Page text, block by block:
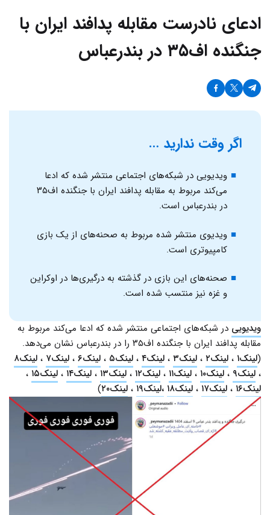
ادعای نادرست مقابله پدافند ایران با
جنگنده اف۳۵ در بندرعباس
اگر وقت ندارید …
ویدیویی در شبکه‌های اجتماعی منتشر شده که ادعا
می‌کند مربوط به مقابله پدافند ایران با جنگنده اف۳۵
در بندرعباس است.
ویدیوی منتشر شده مربوط به صحنه‌های از یک بازی
کامپیوتری است.
صحنه‌های این بازی در گذشته به درگیری‌ها در اوکراین
و غزه نیز منتسب شده است.
ویدیویی در شبکه‌های اجتماعی منتشر شده که ادعا می‌کند مربوط به
مقابله پدافند ایران با جنگنده اف۳۵ را در بندرعباس نشان می‌دهد.
(لینک۱ ، لینک۲ ، لینک۳ ، لینک۴ ، لینک۵ ، لینک۶ ، لینک۷ ، لینک۸
، لینک۹ ، لینک۱۰ ، لینک۱۱ ، لینک۱۲ ، لینک۱۳ ، لینک۱۴ ، لینک۱۵
،
لینک۱۶
، لینک۱۷ ، لینک۱۸ ،‌لینک۱۹ ، لینک۲۰ )